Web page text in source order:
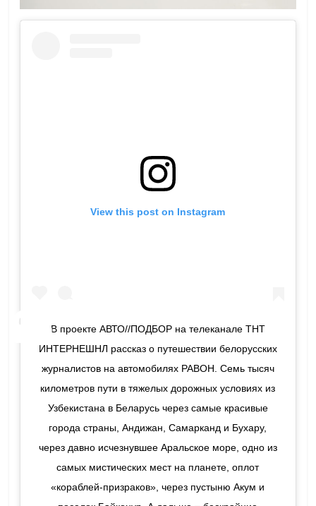
View this post on Instagram
В проекте АВТО//ПОДБОР на телеканале ТНТ
ИНТЕРНЕШНЛ рассказ о путешествии белорусских
журналистов на автомобилях РАВОН. Семь тысяч
километров пути в тяжелых дорожных условиях из
Узбекистана в Беларусь через самые красивые
города страны, Андижан, Самарканд и Бухару,
через давно исчезнувшее Аральское море, одно из
самых мистических мест на планете, оплот
«кораблей-призраков», через пустыню Акум и